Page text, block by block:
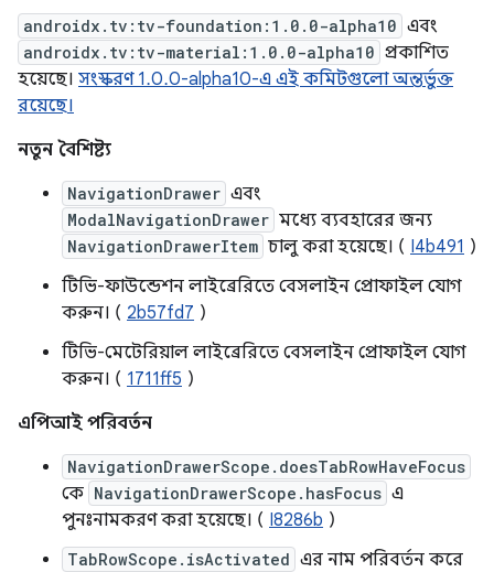
androidx.tv:tv-foundation:1.0.0-alpha10 এবং
androidx.tv:tv-material:1.0.0-alpha10 প্রকাশিত
হয়েছে। সংস্করণ 1.0.0-alpha10-এ এই কমিটগুলো অন্তর্ভুক্ত
রয়েছে।
নতুন বৈশিষ্ট্য
NavigationDrawer এবং
ModalNavigationDrawer মধ্যে ব্যবহারের জন্য
NavigationDrawerItem চালু করা হয়েছে। ( I4b491 )
টিভি-ফাউন্ডেশন লাইব্রেরিতে বেসলাইন প্রোফাইল যোগ
করুন। ( 2b57fd7 )
টিভি-মেটেরিয়াল লাইব্রেরিতে বেসলাইন প্রোফাইল যোগ
করুন। ( 1711ff5 )
এপিআই পরিবর্তন
NavigationDrawerScope.doesTabRowHaveFocus
কে NavigationDrawerScope.hasFocus এ
পুনঃনামকরণ করা হয়েছে। ( I8286b )
TabRowScope.isActivated এর নাম পরিবর্তন করে